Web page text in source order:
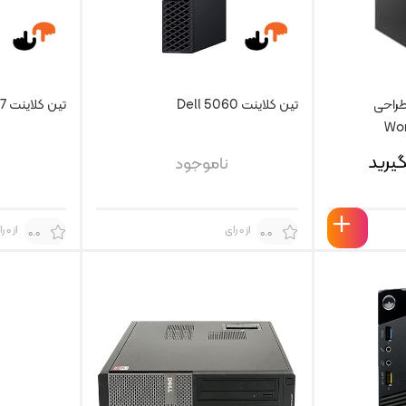
تین کلاینت Dell 5060
ناموجود
0.0 از 0 رای
تین کلاینت HP 800 G1 i7
0.0 از 0 رای